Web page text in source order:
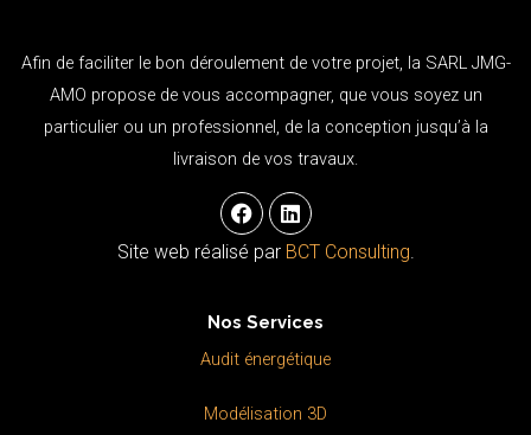
Afin de faciliter le bon déroulement de votre projet, la SARL JMG-
AMO propose de vous accompagner, que vous soyez un
particulier ou un professionnel, de la conception jusqu’à la
livraison de vos travaux.
F
a
c
e
o
k
L
i
n
k
i
n
Site web réalisé par BCT Consulting.
Nos Services
Audit énergétique
Modélisation 3D